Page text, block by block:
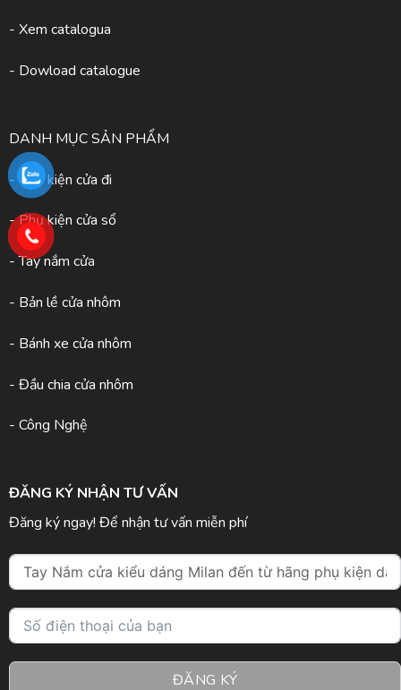
- Xem catalogua
- Dowload catalogue
DANH MỤC SẢN PHẨM
- Phụ kiện cửa đi
- Phụ kiện cửa sổ
- Tay nắm cửa
- Bản lề cửa nhôm
- Bánh xe cửa nhôm
- Đầu chia cửa nhôm
- Công Nghệ
ĐĂNG KÝ NHẬN TƯ VẤN
Đăng ký ngay! Để nhận tư vấn miễn phí
ĐĂNG KÝ